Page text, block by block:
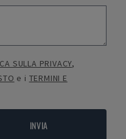
SULLA PRIVACY,
e i TERMINI E
INVIA